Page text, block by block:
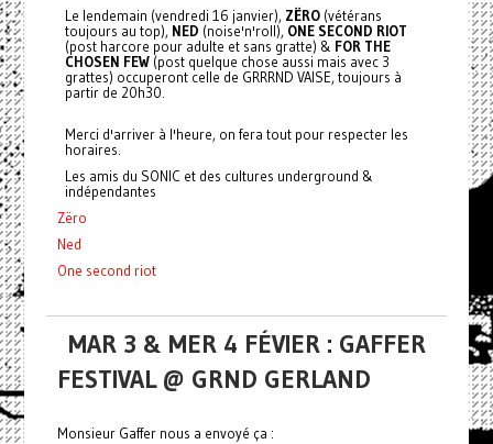
Le lendemain (vendredi 16 janvier), ZËRO(vétérans
toujours au top), NED (noise'n'roll),ONE SECOND RIOT
(post harcore pour adulte et sans gratte) & FOR THE
CHOSEN FEW(post quelque chose aussi mais avec 3
grattes) occuperont celle de GRRRND VAISE, toujours à
partir de 20h30.
Merci d'arriver à l'heure, on fera tout pour respecter les
horaires.
Les amis du SONIC et des cultures underground &
indépendantes
Zëro
Ned
One second riot
MAR 3 & MER 4 FÉVIER : GAFFER
FESTIVAL @ GRND GERLAND
Monsieur Gaffer nous a envoyé ça :